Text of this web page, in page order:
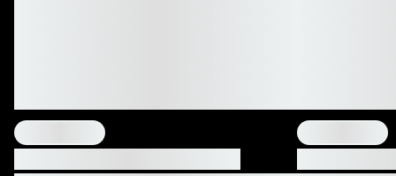
{"one"=>"{{ count }} Sorte", "other"=>"{{ count }} Sorten"}{"one"=>"{{